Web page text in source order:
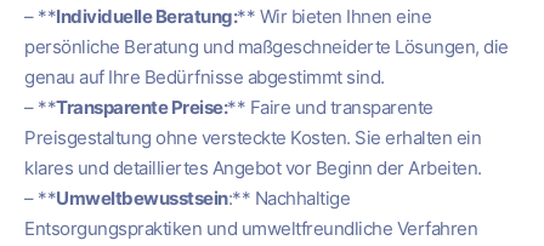
– **Individuelle Beratung:** Wir bieten Ihnen eine
persönliche Beratung und maßgeschneiderte Lösungen, die
genau auf Ihre Bedürfnisse abgestimmt sind.
– **Transparente Preise:** Faire und transparente
Preisgestaltung ohne versteckte Kosten. Sie erhalten ein
klares und detailliertes Angebot vor Beginn der Arbeiten.
– **Umweltbewusstsein:** Nachhaltige
Entsorgungspraktiken und umweltfreundliche Verfahren